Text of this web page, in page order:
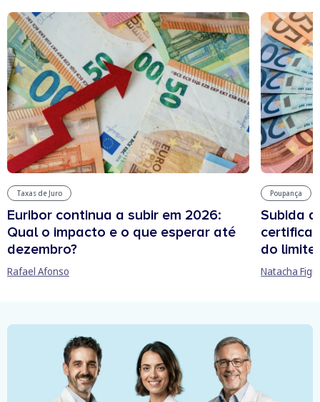
Taxas de Juro
Euribor continua a subir em 2026:
Qual o impacto e o que esperar até
dezembro?
Rafael Afonso
Poupança
Subida
do limite
Natacha